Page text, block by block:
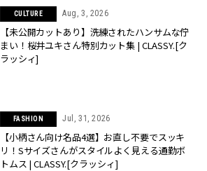
CULTURE Aug, 3, 2026
【未公開カットあり】洗練されたハンサムな佇
まい！桜井ユキさん特別カット集 | CLASSY.[ク
ラッシィ]
FASHION Jul, 31, 2026
【小柄さん向け名品4選】お直し不要でスッキ
リ！Sサイズさんがスタイルよく見える通勤ボ
トムス | CLASSY.[クラッシィ]